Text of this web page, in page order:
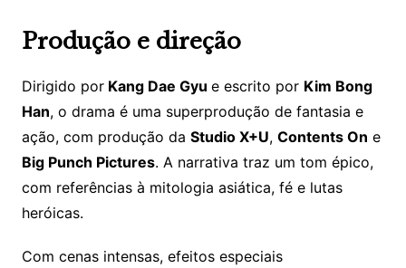
Produção e direção
Dirigido porKang Dae Gyu e escrito por Kim Bong
Han, o drama é uma superprodução de fantasia e
ação, com produção da Studio X+U, Contents On e
Big Punch Pictures. A narrativa traz um tom épico,
com referências à mitologia asiática, fé e lutas
heróicas.
Com cenas intensas, efeitos especiais